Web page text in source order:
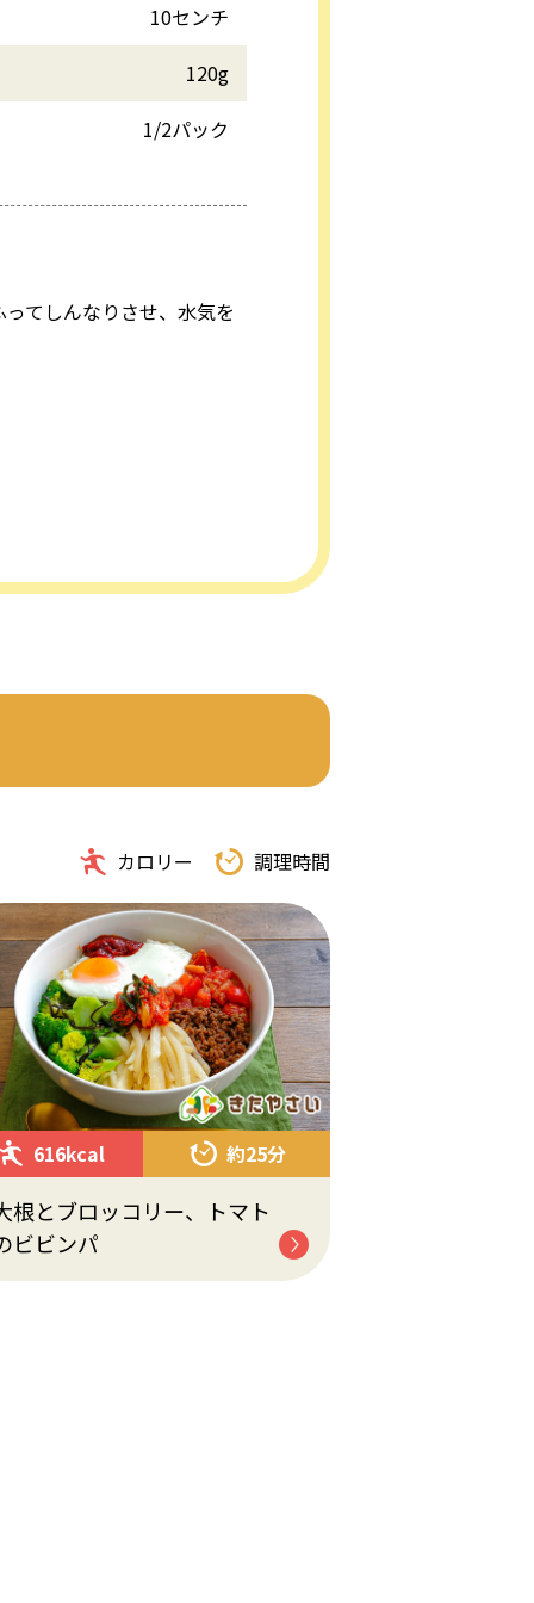
10センチ
120g
1/2パック
てしんなりさせ、水気を
カロリー 調理時間
616kcal 約25分
根とブロッコリー、トマト
ビビンパ